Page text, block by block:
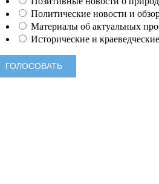
Политические новости и
Материалы об актуальных
Исторические и